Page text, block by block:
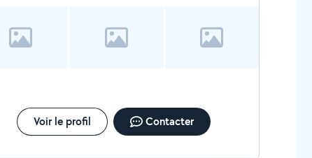
Voir le profil Contacter